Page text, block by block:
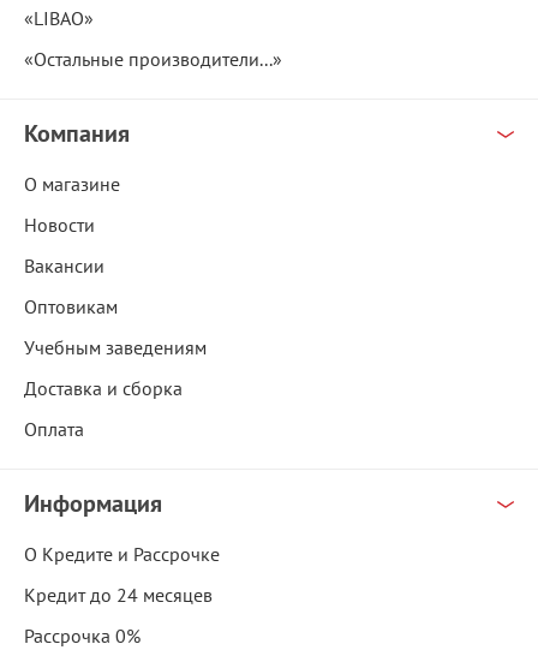
«LIBAO»
«Остальные производители...»
Компания
О магазине
Новости
Вакансии
Оптовикам
Учебным заведениям
Доставка и сборка
Оплата
Информация
О Кредите и Рассрочке
Кредит до 24 месяцев
Рассрочка 0%